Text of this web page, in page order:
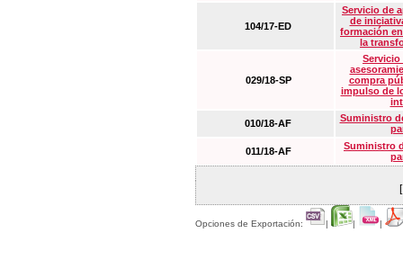
104/17-ED
Servicio de
de
formación
la
029/18-SP
Servicio
compra
impulso de
010/18-AF
Suministro
011/18-AF
Suministro
Opciones de Exportación: | | |